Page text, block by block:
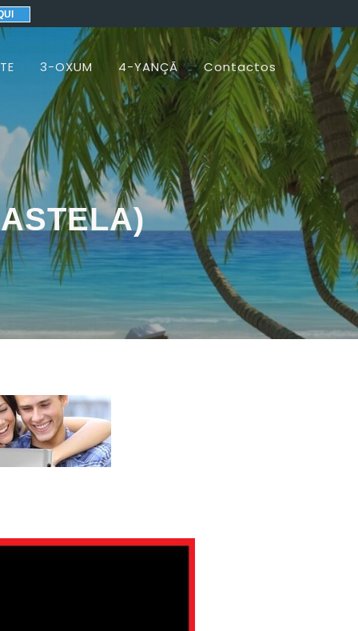
3-OXUM 4-YANÇÃ Contactos